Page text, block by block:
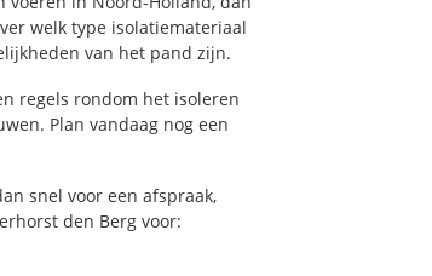
welk type isolatiemateriaal
van het pand zijn.
regels rondom het isoleren
Plan vandaag nog een
snel voor een afspraak,
den Berg voor: